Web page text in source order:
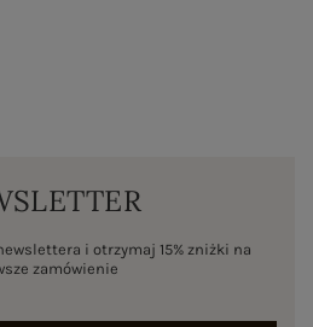
i otrzymaj 15% zniżki na
zamówienie